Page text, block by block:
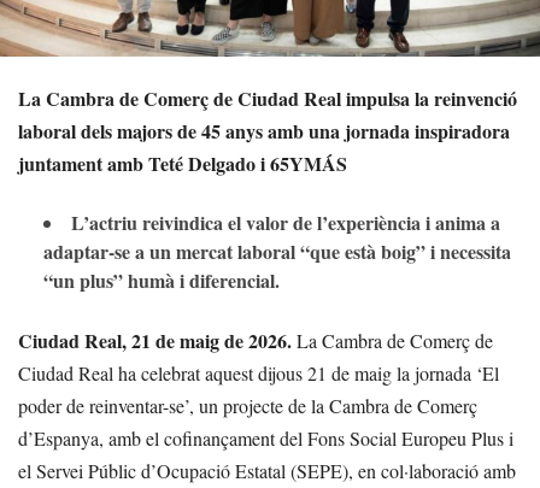
La Cambra de Comerç de Ciudad Real impulsa la reinvenció
laboral dels majors de 45 anys amb una jornada inspiradora
juntament amb Teté Delgado i 65YMÁS
L’actriu reivindica el valor de l’experiència i anima a
adaptar-se a un mercat laboral “que està boig” i necessita
“un plus” humà i diferencial.
Ciudad Real, 21 de maig de 2026.La Cambra de Comerç de
Ciudad Real ha celebrat aquest dijous 21 de maig la jornada ‘El
poder de reinventar-se’, un projecte de la Cambra de Comerç
d’Espanya, amb el cofinançament del Fons Social Europeu Plus i
el Servei Públic d’Ocupació Estatal (SEPE), en col·laboració amb